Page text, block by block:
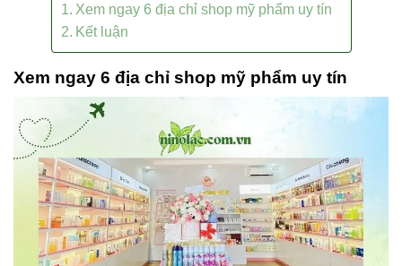
Xem ngay 6 địa chỉ shop mỹ phẩm uy tín
Kết luận
Xem ngay 6 địa chỉ shop mỹ phẩm uy tín